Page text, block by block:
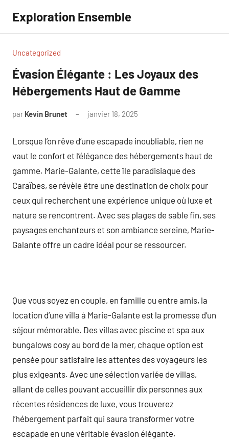
contenu
Exploration Ensemble
Uncategorized
Évasion Élégante : Les Joyaux des
Hébergements Haut de Gamme
par Kevin Brunet janvier 18, 2025
Lorsque l’on rêve d’une escapade inoubliable, rien ne
vaut le confort et l’élégance des hébergements haut de
gamme. Marie-Galante, cette île paradisiaque des
Caraïbes, se révèle être une destination de choix pour
ceux qui recherchent une expérience unique où luxe et
nature se rencontrent. Avec ses plages de sable fin, ses
paysages enchanteurs et son ambiance sereine, Marie-
Galante offre un cadre idéal pour se ressourcer.
Que vous soyez en couple, en famille ou entre amis, la
location d’une villa à Marie-Galante est la promesse d’un
séjour mémorable. Des villas avec piscine et spa aux
bungalows cosy au bord de la mer, chaque option est
pensée pour satisfaire les attentes des voyageurs les
plus exigeants. Avec une sélection variée de villas,
allant de celles pouvant accueillir dix personnes aux
récentes résidences de luxe, vous trouverez
l’hébergement parfait qui saura transformer votre
escapade en une véritable évasion élégante.